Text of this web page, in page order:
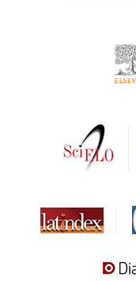
BASE
DARDO
MIAR
Sapiens